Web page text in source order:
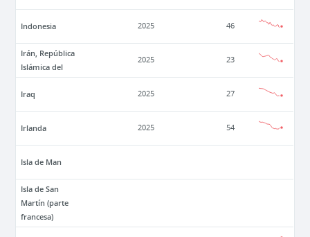
Indonesia 2025 46
Irán, República
Islámica del
2025 23
Iraq 2025 27
Irlanda 2025 54
Isla de Man
Isla de San
Martín (parte
francesa)